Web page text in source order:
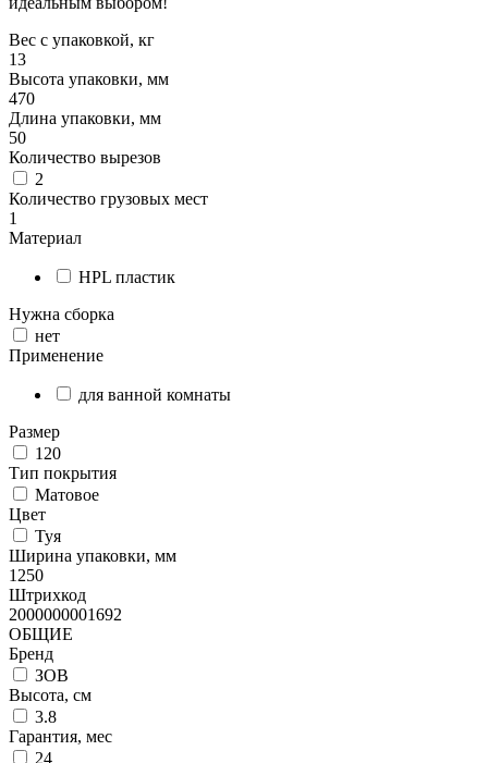
Вес с упаковкой, кг
13
Высота упаковки, мм
470
Длина упаковки, мм
50
Количество вырезов
2
Количество грузовых мест
1
Материал
HPL пластик
Нужна сборка
нет
Применение
для ванной комнаты
Размер
120
Тип покрытия
Матовое
Цвет
Туя
Ширина упаковки, мм
1250
Штрихкод
2000000001692
ОБЩИЕ
Бренд
ЗОВ
Высота, см
3.8
Гарантия, мес
24